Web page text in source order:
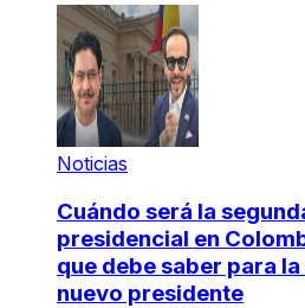
Noticias
Cuándo será la
presidencial en
que debe saber para
nuevo presidente